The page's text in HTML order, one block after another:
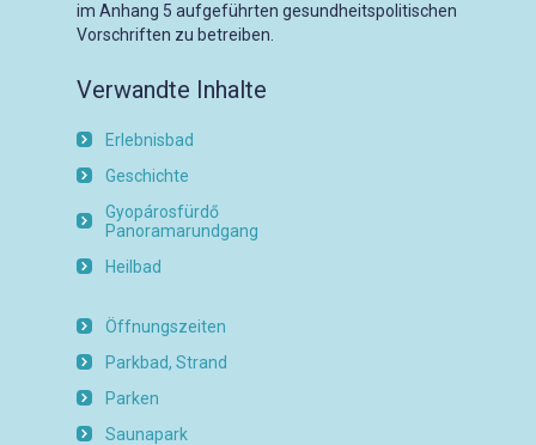
im Anhang 5 aufgeführten gesundheitspolitischen
Vorschriften zu betreiben.
Verwandte Inhalte
Erlebnisbad
Geschichte
Gyopárosfürdő
Panoramarundgang
Heilbad
Öffnungszeiten
Parkbad, Strand
Parken
Saunapark